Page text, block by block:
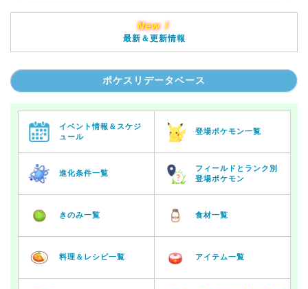
New！
最新＆更新情報
ポケスリデータベース
イベント情報＆スケジ
ュール
登場ポケモン一覧
進化条件一覧
フィールドとランク別
登場ポケモン
きのみ一覧 食材一覧
料理＆レシピ一覧 アイテム一覧